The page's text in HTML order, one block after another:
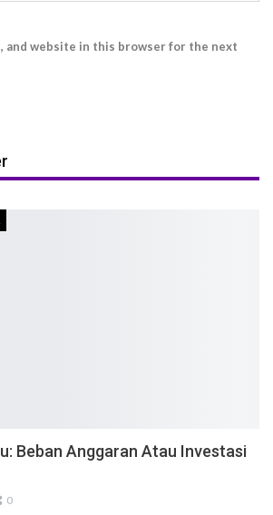
and website in this browser for the next
Beban Anggaran Atau Investasi
0